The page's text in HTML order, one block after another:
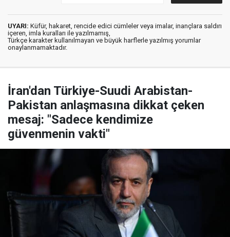
UYARI: Küfür, hakaret, rencide edici cümleler veya imalar, inançlara saldırı
içeren, imla kuralları ile yazılmamış,
Türkçe karakter kullanılmayan ve büyük harflerle yazılmış yorumlar
onaylanmamaktadır.
İran'dan Türkiye-Suudi Arabistan-
Pakistan anlaşmasına dikkat çeken
mesaj: "Sadece kendimize
güvenmenin vakti"